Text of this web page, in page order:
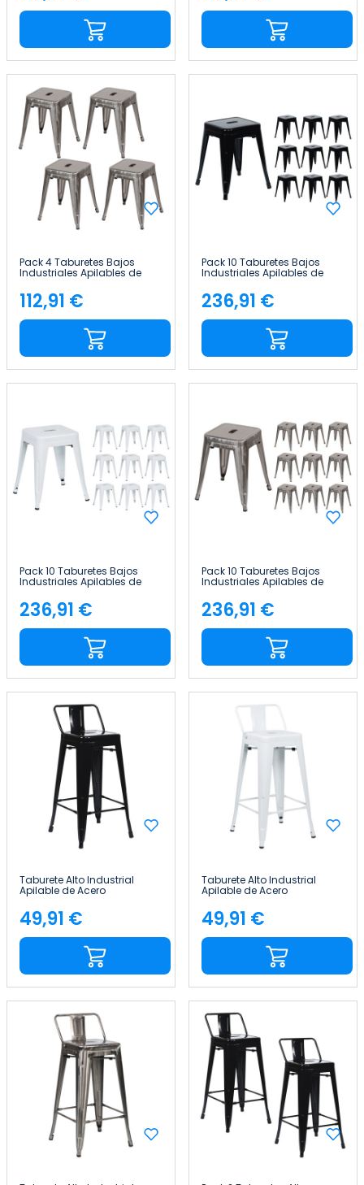
Pack 4 Taburetes Bajos
Industriales Apilables de
Acero 38x38x46cm Thinia
Home
Precio
112,91 €
Pack 10 Taburetes Bajos
Industriales Apilables de
Acero 38x38x46cm Thinia
Home
Precio
236,91 €
Pack 10 Taburetes Bajos
Industriales Apilables de
Acero 38x38x46cm Thinia
Home
Precio
236,91 €
Pack 10 Taburetes Bajos
Industriales Apilables de
Acero 38x38x46cm Thinia
Home
Precio
236,91 €
Taburete Alto Industrial
Apilable de Acero
41x41x85cm Thinia Home
Precio
49,91 €
Taburete Alto Industrial
Apilable de Acero
41x41x85cm Thinia Home
Precio
49,91 €